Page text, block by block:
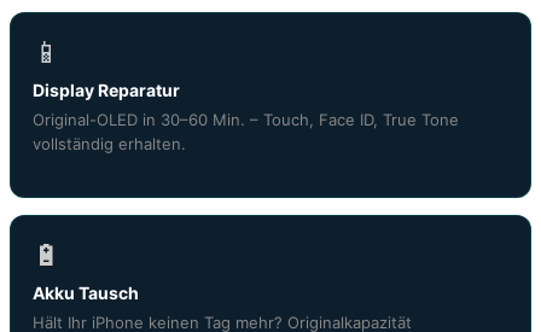
📱
Display Reparatur
Original-OLED in 30–60 Min. – Touch, Face ID, True Tone
vollständig erhalten.
🔋
Akku Tausch
Hält Ihr iPhone keinen Tag mehr? Originalkapazität